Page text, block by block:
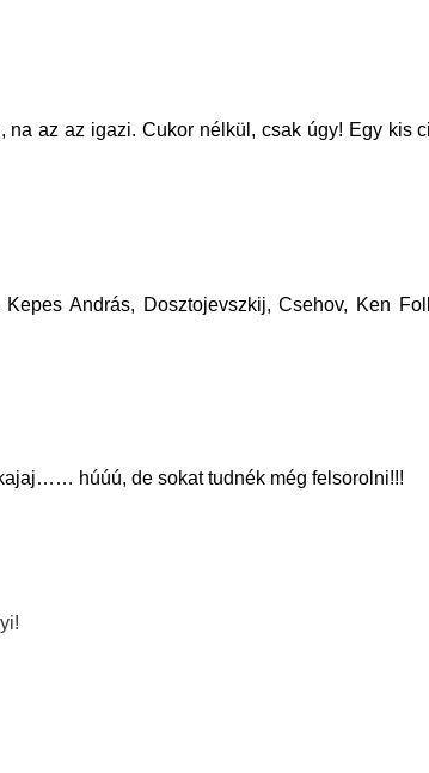
az az igazi. Cukor nélkül, csak úgy! Egy kis
András, Dosztojevszkij, Csehov, Ken
húúú, de sokat tudnék még felsorolni!!!